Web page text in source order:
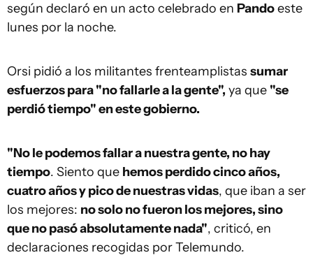
según declaró en un acto celebrado en Pandoeste
lunes por la noche.
Orsi pidió a los militantes frenteamplistas sumar
esfuerzos para "no fallarle a la gente", ya que "se
perdió tiempo" en este gobierno.
"No le podemos fallar a nuestra gente, no hay
tiempo. Siento que hemos perdido cinco años,
cuatro años y pico de nuestras vidas, que iban a ser
los mejores: no solo no fueron los mejores, sino
que no pasó absolutamente nada", criticó, en
declaraciones recogidas por Telemundo.